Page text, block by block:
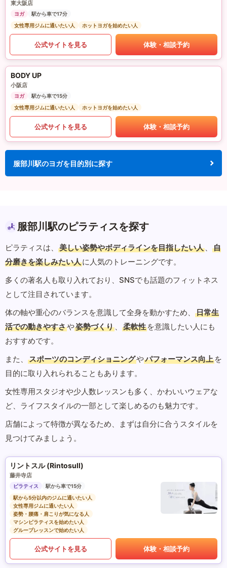
東大阪店
ヨガ
駅から車で17分
女性専用ジムに通いたい人
ホットヨガを始めたい人
公式サイトを見る 体験・相談予約
BODY UP
小阪店
ヨガ
駅から車で15分
女性専用ジムに通いたい人
ホットヨガを始めたい人
公式サイトを見る 体験・相談予約
服部川駅のヨガを目的別に探す
服部川駅のピラティスを探す
ピラティスは、 美しい姿勢やボディラインを目指したい人 、
自
分磨きを楽しみたい人に人気のトレーニングです。
多くの著名人も取り入れており、SNSでも話題のフィットネス
として注目されています。
体の軸や重心のバランスを意識して全身を動かすため、
日常生
活での動きやすさや姿勢づくり 、 柔軟性 を意識したい人にも
おすすめです。
また、
スポーツのコンディショニングやパフォーマンス向上 を
目的に取り入れられることもあります。
女性専用スタジオや少人数レッスンも多く、かわいいウェアな
ど、ライフスタイルの一部として楽しめるのも魅力です。
店舗によって特徴が異なるため、まずは自分に合うスタイルを
見つけてみましょう。
リントスル (Rintosull)
藤井寺店
ピラティス
駅から車で15分
駅から5分以内のジムに通いたい人
女性専用ジムに通いたい人
姿勢・腰痛・肩こりが気になる人
マシンピラティスを始めたい人
グループレッスンで始めたい人
公式サイトを見る 体験・相談予約